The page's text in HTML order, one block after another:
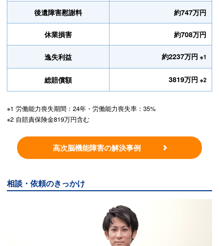
後遺障害慰謝料 約747万円
休業損害 約708万円
逸失利益 約2237万円 ※1
総賠償額 3819万円 ※2
※1 労働能力喪失期間：24年・労働能力喪失率：35%
※2 自賠責保険金819万円含む
高次脳機能障害の解決事例
相談・依頼のきっかけ